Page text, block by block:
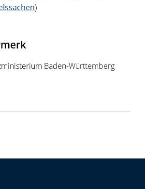
)
Baden-Württemberg